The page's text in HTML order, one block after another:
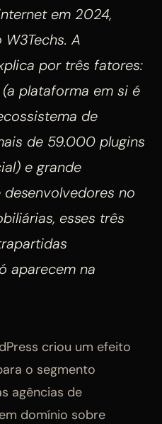
em 2024,
A
por três fatores:
plataforma em si é
de
de 59.000 plugins
e grande
no
esses três
aparecem na
criou um efeito
o segmento
agências de
domínio sobre